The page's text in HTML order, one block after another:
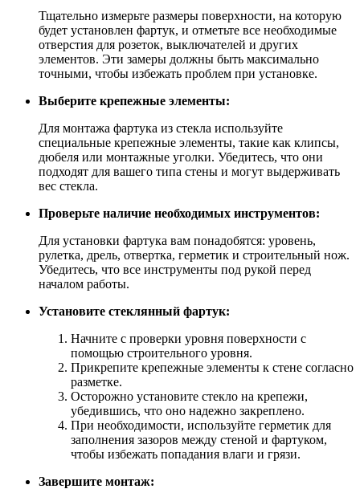
Тщательно измерьте размеры поверхности, на которую
будет установлен фартук, и отметьте все необходимые
отверстия для розеток, выключателей и других
элементов. Эти замеры должны быть максимально
точными, чтобы избежать проблем при установке.
Выберите крепежные элементы:
Для монтажа фартука из стекла используйте
специальные крепежные элементы, такие как клипсы,
дюбеля или монтажные уголки. Убедитесь, что они
подходят для вашего типа стены и могут выдерживать
вес стекла.
Проверьте наличие необходимых инструментов:
Для установки фартука вам понадобятся: уровень,
рулетка, дрель, отвертка, герметик и строительный нож.
Убедитесь, что все инструменты под рукой перед
началом работы.
Установите стеклянный фартук:
Начните с проверки уровня поверхности с
помощью строительного уровня.
Прикрепите крепежные элементы к стене согласно
разметке.
Осторожно установите стекло на крепежи,
убедившись, что оно надежно закреплено.
При необходимости, используйте герметик для
заполнения зазоров между стеной и фартуком,
чтобы избежать попадания влаги и грязи.
Завершите монтаж: